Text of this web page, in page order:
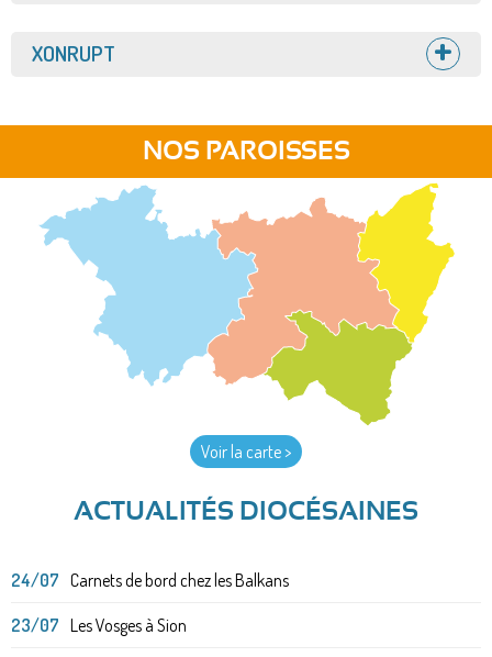
Afficher
XONRUPT
NOS PAROISSES
Voir la carte >
ACTUALITÉS DIOCÉSAINES
24/07 Carnets de bord chez les Balkans
23/07 Les Vosges à Sion